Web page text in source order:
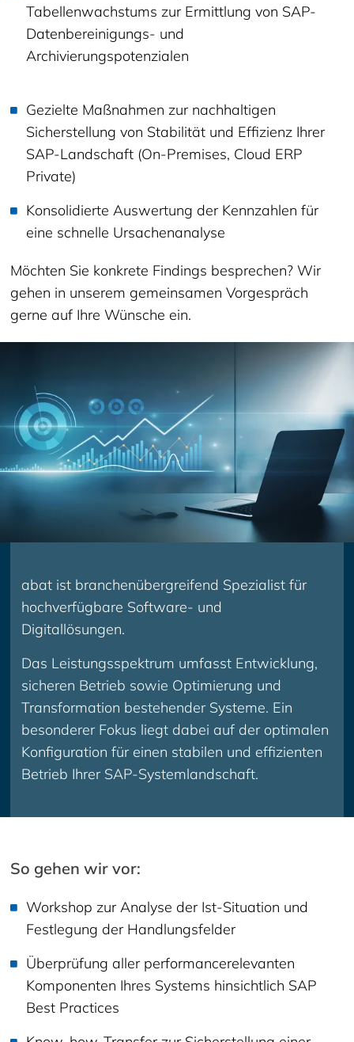
Tabellenwachstums zur Ermittlung von SAP-
Datenbereinigungs- und
Archivierungspotenzialen
Gezielte Maßnahmen zur nachhaltigen
Sicherstellung von Stabilität und Effizienz Ihrer
SAP-Landschaft (On-Premises, Cloud ERP
Private)
Konsolidierte Auswertung der Kennzahlen für
eine schnelle Ursachenanalyse
Möchten Sie konkrete Findings besprechen? Wir
gehen in unserem gemeinsamen Vorgespräch
gerne auf Ihre Wünsche ein.
abat ist branchenübergreifend Spezialist für
hochverfügbare Software- und
Digitallösungen.
Das Leistungsspektrum umfasst Entwicklung,
sicheren Betrieb sowie Optimierung und
Transformation bestehender Systeme. Ein
besonderer Fokus liegt dabei auf der optimalen
Konfiguration für einen stabilen und effizienten
Betrieb Ihrer SAP-Systemlandschaft.
So gehen wir vor:
Workshop zur Analyse der Ist-Situation und
Festlegung der Handlungsfelder
Überprüfung aller performancerelevanten
Komponenten Ihres Systems hinsichtlich SAP
Best Practices